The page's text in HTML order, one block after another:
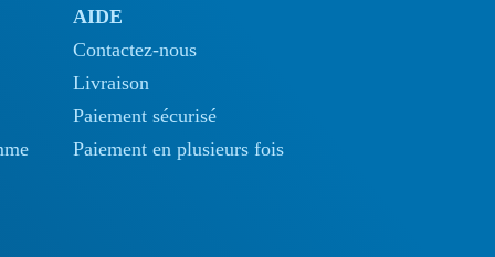
AIDE
Contactez-nous
Livraison
Paiement sécurisé
Paiement en plusieurs fois